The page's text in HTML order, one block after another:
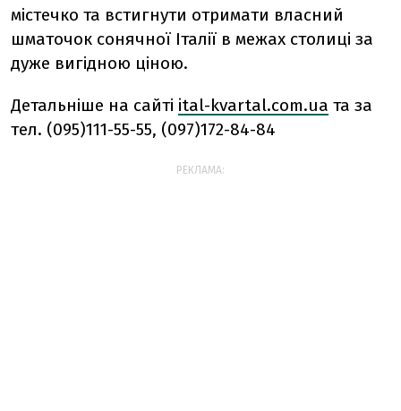
містечко та встигнути отримати власний
шматочок сонячної Італії в межах столиці за
дуже вигідною ціною.
Детальніше на сайті ital-kvartal.com.ua та за
тел. (095)111-55-55, (097)172-84-84
РЕКЛАМА: